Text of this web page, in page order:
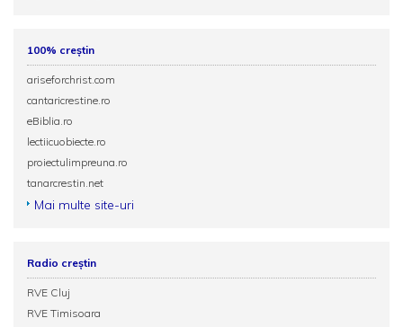
100% creștin
ariseforchrist.com
cantaricrestine.ro
eBiblia.ro
lectiicuobiecte.ro
proiectulimpreuna.ro
tanarcrestin.net
Mai multe site-uri
Radio creștin
RVE Cluj
RVE Timisoara